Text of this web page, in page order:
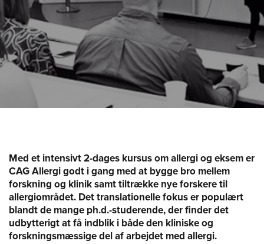
Med et intensivt 2-dages kursus om allergi og eksem er
CAG Allergi godt i gang med at bygge bro mellem
forskning og klinik samt tiltrække nye forskere til
allergiområdet. Det translationelle fokus er populært
blandt de mange ph.d.-studerende, der finder det
udbytterigt at få indblik i både den kliniske og
forskningsmæssige del af arbejdet med allergi.